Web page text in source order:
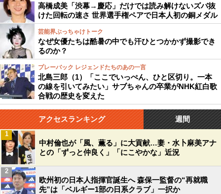
高橋成美「渋幕→慶応」だけでは読み解けないズバ抜
けた回転の速さ 世界選手権ペアで日本人初の銅メダル
芸能界ぶっちゃけトーク
なぜ女優たちは酷暑の中でも汗ひとつかかず撮影でき
るのか？
プレーバック レジェンドたちのあの一言
北島三郎（1）「ここでいっぺん、ひと区切り。一本
の線を引いてみたい」サブちゃんの卒業がNHK紅白歌
合戦の歴史を変えた
アクセスランキング 週間
中村倫也が「風、薫る」に大貢献…妻・水卜麻美アナ
との「ずっと仲良く」「にこやかな」近況
1
欧州初の日本人指揮官誕生へ 森保一監督の“再就職
先”は「ベルギー1部の日系クラブ」一択か
2